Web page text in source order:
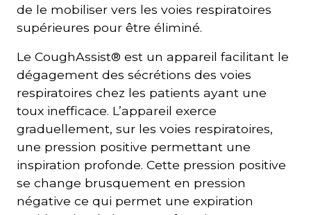
de le mobiliser vers les voies respiratoires
supérieures pour être éliminé.
Le CoughAssist® est un appareil facilitant le
dégagement des sécrétions des voies
respiratoires chez les patients ayant une
toux inefficace. L’appareil exerce
graduellement, sur les voies respiratoires,
une pression positive permettant une
inspiration profonde. Cette pression positive
se change brusquement en pression
négative ce qui permet une expiration